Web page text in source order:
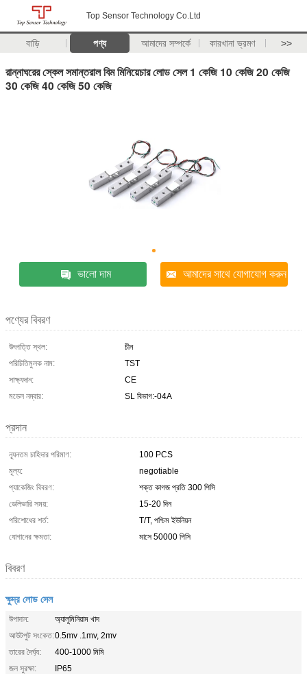
Top Sensor Technology Co.Ltd
বাড়ি পণ্য আমাদের সম্পর্কে কারখানা ভ্রমণ >>
রান্নাঘরের স্কেল সমান্তরাল বিম মিনিয়েচার লোড সেল 1 কেজি 10 কেজি 20 কেজি
30 কেজি 40 কেজি 50 কেজি
ভালো দাম আমাদের সাথে যোগাযোগ করুন
পণ্যের বিবরণ
উৎপত্তি স্থল:
চীন
পরিচিতিমুলক নাম:
TST
সাক্ষ্যদান:
CE
মডেল নম্বার:
SL বিভাগ:-04A
প্রদান
ন্যূনতম চাহিদার পরিমাণ:
100 PCS
মূল্য:
negotiable
প্যাকেজিং বিবরণ:
শক্ত কাগজ প্রতি 300 পিসি
ডেলিভারি সময়:
15-20 দিন
পরিশোধের শর্ত:
T/T, পশ্চিম ইউনিয়ন
যোগানের ক্ষমতা:
মাসে 50000 পিসি
বিবরণ
ক্ষুদ্র লোড সেল
উপাদান:
অ্যালুমিনিয়াম খাদ
আউটপুট সংকেত:0.5mv .1mv, 2mv
তারের দৈর্ঘ্য:
400-1000 মিমি
জল সুরক্ষা:
IP65